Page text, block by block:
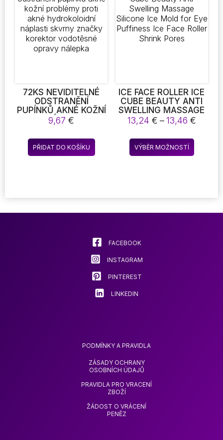
72KS NEVIDITELNÉ
ODSTRANĚNÍ
PUPÍNKŮ AKNÉ KOŽNÍ
PROBLÉMY PROTI
AKNÉ
HYDROKOLOIDNÍ
NÁPLASTI SKVRNY
ZNAČKY KOREKTOR
9,67€
PŘIDAT DO KOŠÍKU
ICE FACE ROLLER ICE
CUBE BEAUTY ANTI
SWELLING MASSAGE
SILICONE ICE MOLD
FOR EYE PUFFINESS
ICE FACE ROLLER
SHRINK PORES
13,24 € –13,46 €
VÝBĚR MOŽNOSTÍ
Tento
produkt
FACEBOOK
INSTAGRAM
PINTEREST
LINKEDIN
PODMÍNKY A PRAVIDLA
ZÁSADY OCHRANY
OSOBNÍCH ÚDAJŮ
PRAVIDLA PRO VRACENÍ
ZBOŽÍ
ŽÁDOST O VRÁCENÍ
PENĚZ